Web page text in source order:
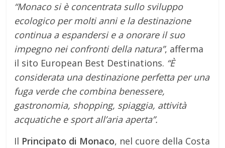
“Monaco si è concentrata sullo sviluppo
ecologico per molti anni e la destinazione
continua a espandersi e a onorare il suo
impegno nei confronti della natura”, afferma
il sito European Best Destinations. “È
considerata una destinazione perfetta per una
fuga verde che combina benessere,
gastronomia, shopping, spiaggia, attività
acquatiche e sport all’aria aperta”.
Il Principato di Monaco, nel cuore della Costa